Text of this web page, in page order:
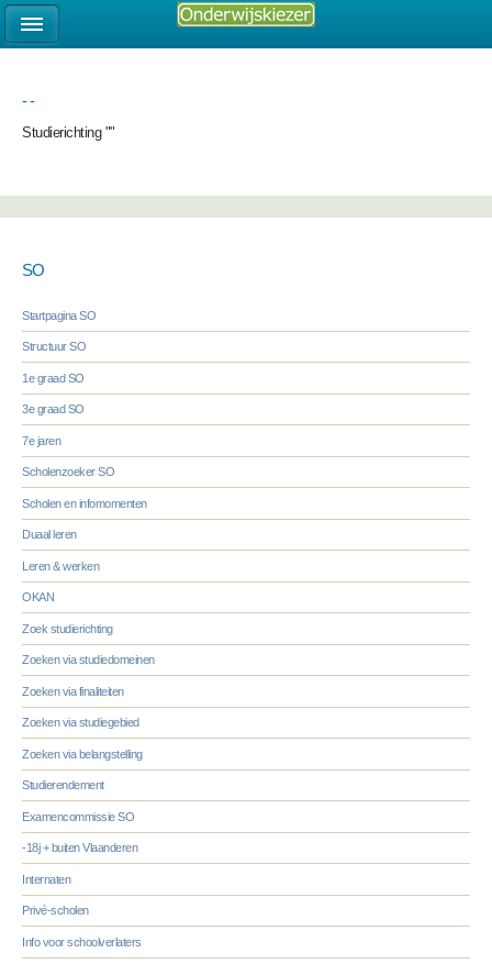
- -
Studierichting ""
SO
Startpagina SO
Structuur SO
1e graad SO
3e graad SO
7e jaren
Scholenzoeker SO
Scholen en infomomenten
Duaal leren
Leren & werken
OKAN
Zoek studierichting
Zoeken via studiedomeinen
Zoeken via finaliteiten
Zoeken via studiegebied
Zoeken via belangstelling
Studierendement
Examencommissie SO
-18j + buiten Vlaanderen
Internaten
Privé-scholen
Info voor schoolverlaters